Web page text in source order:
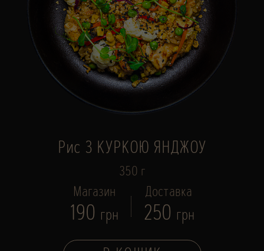
Рис З КУРКОЮ ЯНДЖОУ
350 г
Магазин
190 грн
Доставка
250 грн